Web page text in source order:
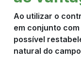
Ao utilizar o
em conjunto
possível
natural do